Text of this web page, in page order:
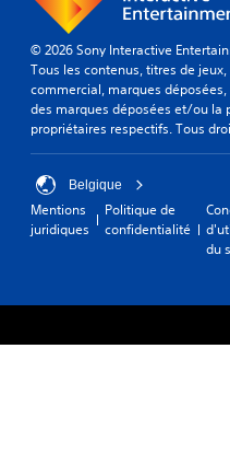
© 2026 Sony Interactive
Tous les contenus, titres de
commercial, marques
des marques déposées et/ou la
propriétaires respectifs. Tous
Belgique
Mentions
juridiques
Politique de
confidentialité
du